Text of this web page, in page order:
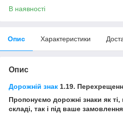
В наявності
Опис Характеристики
Опис
Дорожній знак 1.19.
Пропонуємо дорожні знаки як
складі, так і під ваше